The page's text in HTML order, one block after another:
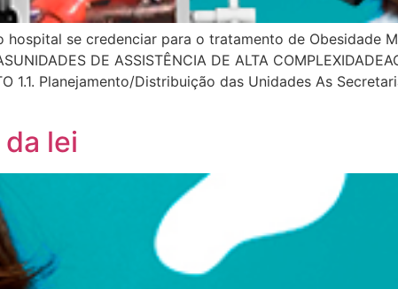
se credenciar para o tratamento de Obesidade
DE ASSISTÊNCIA DE ALTA
1.1. Planejamento/Distribuição das Unidades As
lei